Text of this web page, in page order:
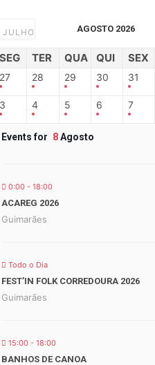
JULHO AGOSTO 2026
SEG TER QUA QUI SEX
27 28 29 30 31
3 4 5 6 7
Events for 8Agosto
0:00 - 18:00
ACAREG 2026
Guimarães
Todo o Dia
FEST’IN FOLK CORREDOURA 2026
Guimarães
15:00 - 18:00
BANHOS DE CANOA